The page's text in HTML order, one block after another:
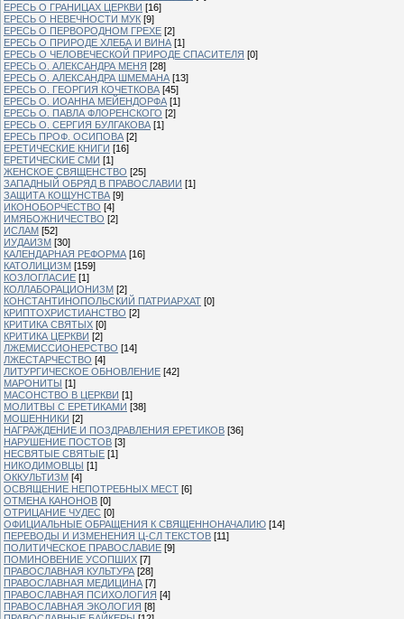
ЕРЕСЬ О ГРАНИЦАХ ЦЕРКВИ [16]
ЕРЕСЬ О НЕВЕЧНОСТИ МУК [9]
ЕРЕСЬ О ПЕРВОРОДНОМ ГРЕХЕ [2]
ЕРЕСЬ О ПРИРОДЕ ХЛЕБА И ВИНА [1]
ЕРЕСЬ О ЧЕЛОВЕЧЕСКОЙ ПРИРОДЕ СПАСИТЕЛЯ [0]
ЕРЕСЬ О. АЛЕКСАНДРА МЕНЯ [28]
ЕРЕСЬ О. АЛЕКСАНДРА ШМЕМАНА [13]
ЕРЕСЬ О. ГЕОРГИЯ КОЧЕТКОВА [45]
ЕРЕСЬ О. ИОАННА МЕЙЕНДОРФА [1]
ЕРЕСЬ О. ПАВЛА ФЛОРЕНСКОГО [2]
ЕРЕСЬ О. СЕРГИЯ БУЛГАКОВА [1]
ЕРЕСЬ ПРОФ. ОСИПОВА [2]
ЕРЕТИЧЕСКИЕ КНИГИ [16]
ЕРЕТИЧЕСКИЕ СМИ [1]
ЖЕНСКОЕ СВЯЩЕНСТВО [25]
ЗАПАДНЫЙ ОБРЯД В ПРАВОСЛАВИИ [1]
ЗАЩИТА КОЩУНСТВА [9]
ИКОНОБОРЧЕСТВО [4]
ИМЯБОЖНИЧЕСТВО [2]
ИСЛАМ [52]
ИУДАИЗМ [30]
КАЛЕНДАРНАЯ РЕФОРМА [16]
КАТОЛИЦИЗМ [159]
КОЗЛОГЛАСИЕ [1]
КОЛЛАБОРАЦИОНИЗМ [2]
КОНСТАНТИНОПОЛЬСКИЙ ПАТРИАРХАТ [0]
КРИПТОХРИСТИАНСТВО [2]
КРИТИКА СВЯТЫХ [0]
КРИТИКА ЦЕРКВИ [2]
ЛЖЕМИССИОНЕРСТВО [14]
ЛЖЕСТАРЧЕСТВО [4]
ЛИТУРГИЧЕСКОЕ ОБНОВЛЕНИЕ [42]
МАРОНИТЫ [1]
МАСОНСТВО В ЦЕРКВИ [1]
МОЛИТВЫ С ЕРЕТИКАМИ [38]
МОШЕННИКИ [2]
НАГРАЖДЕНИЕ И ПОЗДРАВЛЕНИЯ ЕРЕТИКОВ [36]
НАРУШЕНИЕ ПОСТОВ [3]
НЕСВЯТЫЕ СВЯТЫЕ [1]
НИКОДИМОВЦЫ [1]
ОККУЛЬТИЗМ [4]
ОСВЯЩЕНИЕ НЕПОТРЕБНЫХ МЕСТ [6]
ОТМЕНА КАНОНОВ [0]
ОТРИЦАНИЕ ЧУДЕС [0]
ОФИЦИАЛЬНЫЕ ОБРАЩЕНИЯ К СВЯЩЕННОНАЧАЛИЮ [14]
ПЕРЕВОДЫ И ИЗМЕНЕНИЯ Ц-СЛ ТЕКСТОВ [11]
ПОЛИТИЧЕСКОЕ ПРАВОСЛАВИЕ [9]
ПОМИНОВЕНИЕ УСОПШИХ [7]
ПРАВОСЛАВНАЯ КУЛЬТУРА [28]
ПРАВОСЛАВНАЯ МЕДИЦИНА [7]
ПРАВОСЛАВНАЯ ПСИХОЛОГИЯ [4]
ПРАВОСЛАВНАЯ ЭКОЛОГИЯ [8]